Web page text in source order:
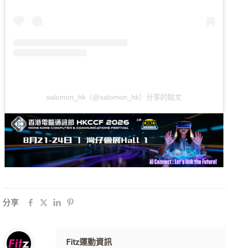
salomon_hk（@salomon_hk）分享的貼文
分享
Fitz運動資訊